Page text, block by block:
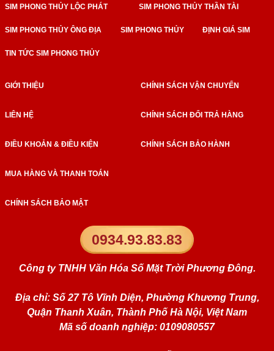
SIM PHONG THỦY LỘC PHÁT SIM PHONG THỦY THẦN TÀI
SIM PHONG THỦY ÔNG ĐỊA SIM PHONG THỦY ĐỊNH GIÁ SIM
TIN TỨC SIM PHONG THỦY
0934.93.83.83
Công ty TNHH Văn Hóa Số Mặt Trời Phương Đông.
Địa chỉ: Số 27 Tô Vĩnh Diện, Phường Khương Trung,
Quận Thanh Xuân, Thành Phố Hà Nội, Việt Nam
Mã số doanh nghiệp: 0109080557
GIỚI THIỆU
LIÊN HỆ
ĐIỀU KHOẢN & ĐIỀU KIỆN
MUA HÀNG VÀ THANH TOÁN
CHÍNH SÁCH BẢO MẬT
CHÍNH SÁCH VẬN CHUYỂN
CHÍNH SÁCH ĐỔI TRẢ HÀNG
CHÍNH SÁCH BẢO HÀNH